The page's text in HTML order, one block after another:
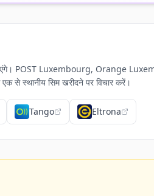
पाएंगे। POST Luxembourg, Orange
से स्थानीय सिम खरीदने पर विचार करें।
Tango Eltrona